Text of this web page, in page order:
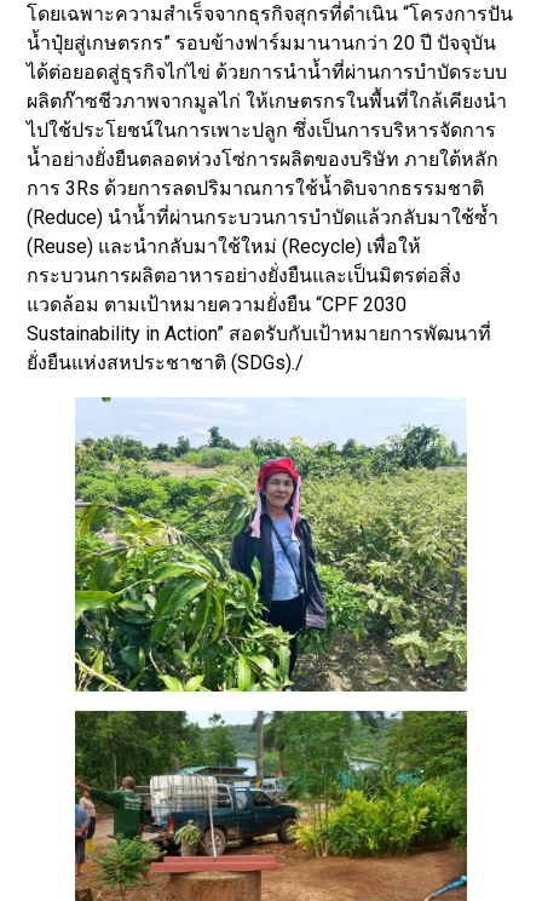
โดยเฉพาะความสำเร็จจากธุรกิจสุกรที่ดำเนิน “โครงการปัน
น้ำปุ๋ยสู่เกษตรกร” รอบข้างฟาร์มมานานกว่า 20 ปี ปัจจุบัน
ได้ต่อยอดสู่ธุรกิจไก่ไข่ ด้วยการนำน้ำที่ผ่านการบำบัดระบบ
ผลิตก๊าซชีวภาพจากมูลไก่ ให้เกษตรกรในพื้นที่ใกล้เคียงนำ
ไปใช้ประโยชน์ในการเพาะปลูก ซึ่งเป็นการบริหารจัดการ
น้ำอย่างยั่งยืนตลอดห่วงโซ่การผลิตของบริษัท ภายใต้หลัก
การ 3Rs ด้วยการลดปริมาณการใช้น้ำดิบจากธรรมชาติ
(Reduce) นำน้ำที่ผ่านกระบวนการบำบัดแล้วกลับมาใช้ซ้ำ
(Reuse) และนำกลับมาใช้ใหม่ (Recycle) เพื่อให้
กระบวนการผลิตอาหารอย่างยั่งยืนและเป็นมิตรต่อสิ่ง
แวดล้อม ตามเป้าหมายความยั่งยืน “CPF 2030
Sustainability in Action” สอดรับกับเป้าหมายการพัฒนาที่
ยั่งยืนแห่งสหประชาชาติ (SDGs)./